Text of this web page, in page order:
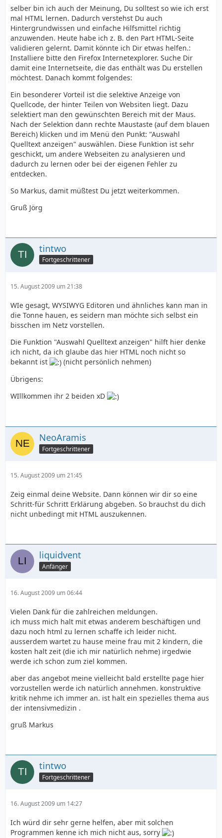
selber bin ich auch der Meinung, Du solltest so wie ich erst
mal HTML lernen. Dadurch verstehst Du auch
Hintergrundwissen und einfache Hilfsmittel richtig
anzuwenden. Heute habe ich z. B. den Part HTML-Seite
validieren gelernt. Damit könnte ich Dir etwas helfen.:
Installiere bitte den Firefox Internetexplorer. Suche Dir
damit eine Internetseite, die das enthält was Du erstellen
möchtest. Danach kommt folgendes:
Ein besonderer Vorteil ist die selektive Anzeige von
Quellcode, der hinter Teilen von Websiten liegt. Dazu
selektiert man den gewünschten Bereich mit der Maus.
Nach der Selektion dann rechte Maustaste (auf dem blauen
Bereich) klicken und im Menü den Punkt: "Auswahl
Quelltext anzeigen" auswählen. Diese Funktion ist sehr
geschickt, um andere Webseiten zu analysieren und
dadurch zu lernen oder bei der eigenen Fehler zu
entdecken.
So Markus, damit müßtest Du jetzt weiterkommen.
Gruß Jörg
tintwo
Fortgeschrittener
15. August 2009 um 21:38
WIe gesagt, WYSIWYG Editoren und ähnliches kann man in
die Tonne hauen, es seidern man möchte sich selbst ein
bisschen im Netz vorstellen.
Die Funktion "Auswahl Quelltext anzeigen" hilft hier denke
ich nicht, da ich glaube das hier HTML noch nicht so
bekannt ist
(nicht persönlich nehmen)
Übrigens:
WIllkommen ihr 2 beiden xD
NeoAramis
Fortgeschrittener
15. August 2009 um 21:45
Zeig einmal deine Website. Dann können wir dir so eine
Schritt-für Schritt Erklärung abgeben. So brauchst du dich
nicht unbedingt mit HTML auszukennen.
liquidvent
Anfänger
16. August 2009 um 06:44
Vielen Dank für die zahlreichen meldungen.
ich muss mich halt mit etwas anderem beschäftigen und
dazu noch html zu lernen schaffe ich leider nicht.
ausserdem wartet zu hause meine frau mit 2 kindern, die
kosten halt zeit (die ich mir natürlich nehme) irgedwie
werde ich schon zum ziel kommen.
aber das angebot meine vielleicht bald erstellte page hier
vorzustellen werde ich natürlich annehmen. konstruktive
kritik nehme ich immer an. ist halt ein spezielles thema aus
der intensivmedizin .
gruß Markus
tintwo
Fortgeschrittener
16. August 2009 um 14:27
Ich würd dir sehr gerne helfen, aber mit solchen
Programmen kenne ich mich nicht aus, sorry